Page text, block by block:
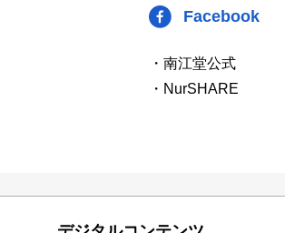
Facebook
・南江堂公式
・NurSHARE